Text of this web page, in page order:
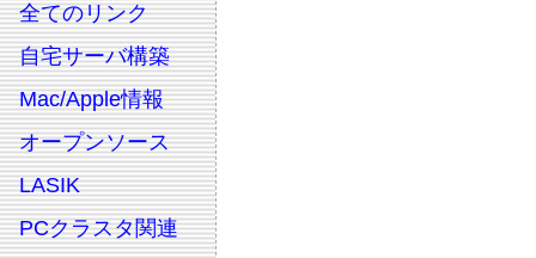
全てのリンク
自宅サーバ構築
Mac/Apple情報
オープンソース
LASIK
PCクラスタ関連